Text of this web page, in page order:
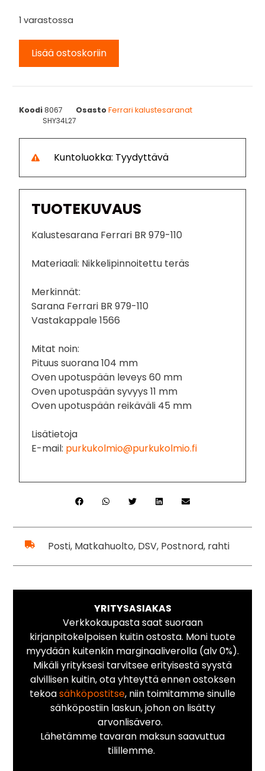
1 varastossa
Lisää ostoskoriin
Koodi8067 OsastoFerrari kalustesaranat
SHY34L27
Kuntoluokka: Tyydyttävä
TUOTEKUVAUS
Kalustesarana Ferrari BR 979-110
Materiaali: Nikkelipinnoitettu teräs
Merkinnät:
Sarana Ferrari BR 979-110
Vastakappale 1566
Mitat noin:
Pituus suorana 104 mm
Oven upotuspään leveys 60 mm
Oven upotuspään syvyys 11 mm
Oven upotuspään reikäväli 45 mm
Lisätietoja
E-mail: purkukolmio@purkukolmio.fi
Posti, Matkahuolto, DSV, Postnord, rahti
YRITYSASIAKAS
Verkkokaupasta saat suoraan
kirjanpitokelpoisen kuitin ostosta. Moni tuote
myydään kuitenkin marginaaliverolla (alv 0%).
Mikäli yrityksesi tarvitsee erityisestä syystä
alvillisen kuitin, ota yhteyttä ennen ostoksen
tekoasähköpostitse, niin toimitamme sinulle
sähköpostiin laskun, johon on lisätty
arvonlisävero.
Lähetämme tavaran maksun saavuttua
tilillemme.